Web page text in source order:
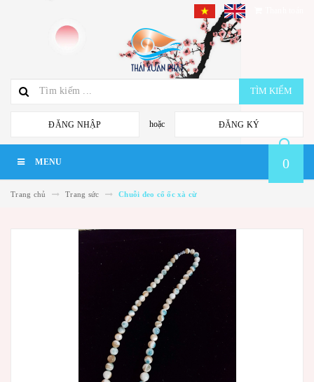
TÌM KIẾM
ĐĂNG NHẬP hoặc ĐĂNG KÝ
MENU 0
Trang chủ Trang sức Chuỗi đeo cổ ốc xà cừ